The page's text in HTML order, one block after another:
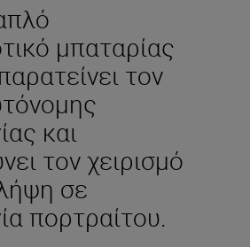
μπαταρίας
τον
και
τον χειρισμό
σε
πορτραίτου.